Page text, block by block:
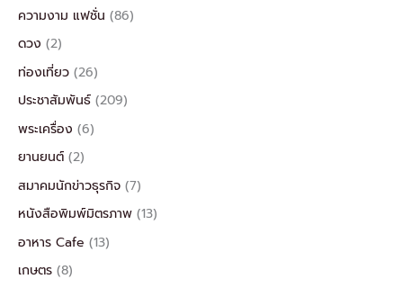
ความงาม แฟชั่น (86)
ดวง (2)
ท่องเที่ยว (26)
ประชาสัมพันธ์ (209)
พระเครื่อง (6)
ยานยนต์ (2)
สมาคมนักข่าวธุรกิจ (7)
หนังสือพิมพ์มิตรภาพ (13)
อาหาร Cafe (13)
เกษตร (8)